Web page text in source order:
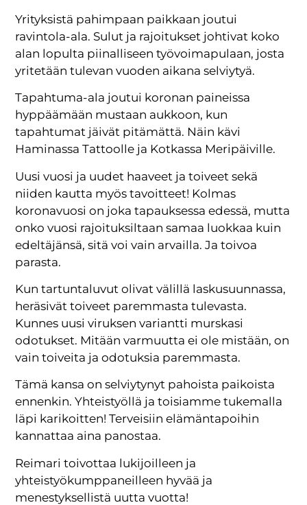
Yrityksistä pahimpaan paikkaan joutui
ravintola-ala. Sulut ja rajoitukset johtivat koko
alan lopulta piinalliseen työvoimapulaan, josta
yritetään tulevan vuoden aikana selviytyä.
Tapahtuma-ala joutui koronan paineissa
hyppäämään mustaan aukkoon, kun
tapahtumat jäivät pitämättä. Näin kävi
Haminassa Tattoolle ja Kotkassa Meripäiville.
Uusi vuosi ja uudet haaveet ja toiveet sekä
niiden kautta myös tavoitteet! Kolmas
koronavuosi on joka tapauksessa edessä, mutta
onko vuosi rajoituksiltaan samaa luokkaa kuin
edeltäjänsä, sitä voi vain arvailla. Ja toivoa
parasta.
Kun tartuntaluvut olivat välillä laskusuunnassa,
heräsivät toiveet paremmasta tulevasta.
Kunnes uusi viruksen variantti murskasi
odotukset. Mitään varmuutta ei ole mistään, on
vain toiveita ja odotuksia paremmasta.
Tämä kansa on selviytynyt pahoista paikoista
ennenkin. Yhteistyöllä ja toisiamme tukemalla
läpi karikoitten! Terveisiin elämäntapoihin
kannattaa aina panostaa.
Reimari toivottaa lukijoilleen ja
yhteistyökumppaneilleen hyvää ja
menestyksellistä uutta vuotta!